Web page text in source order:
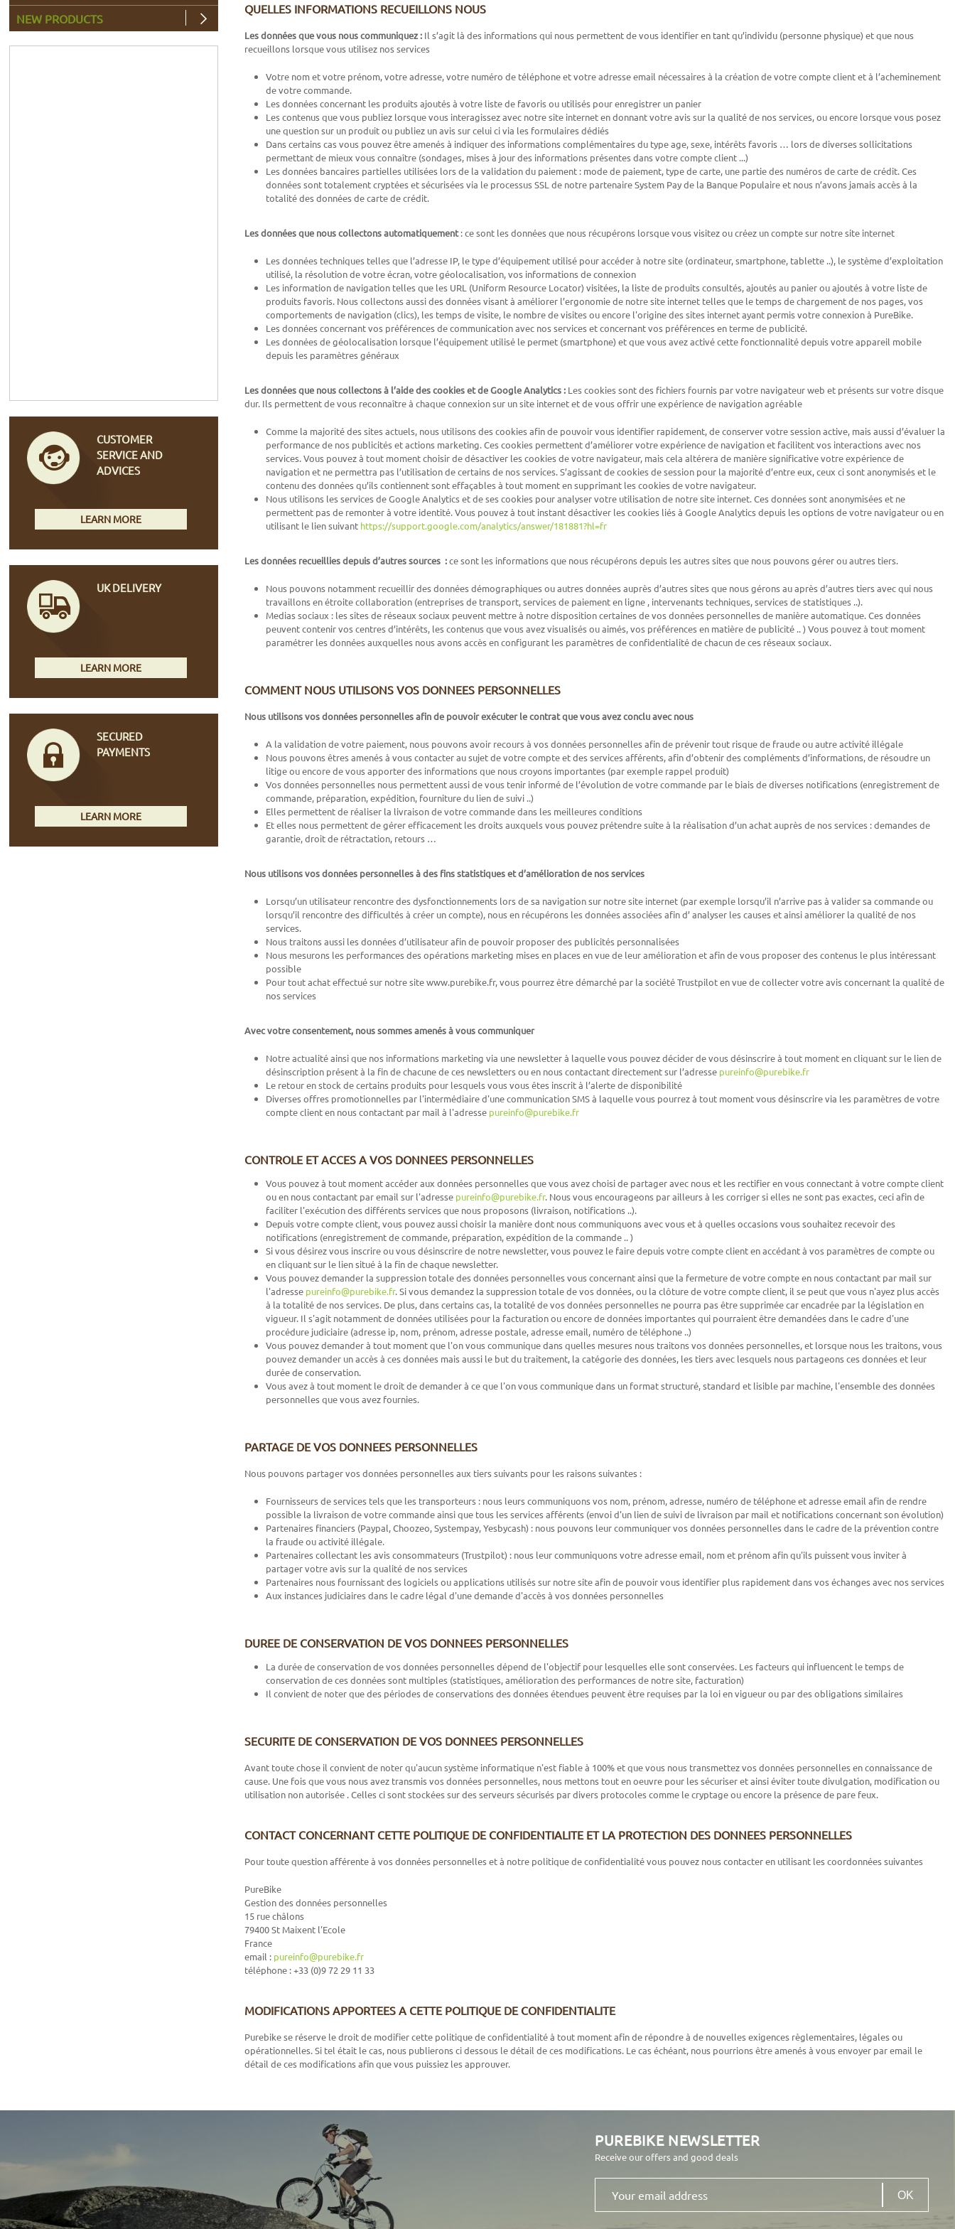
QUELLES INFORMATIONS RECUEILLONS NOUS
Les données que vous nous communiquez : Il s’agit là des informations qui nous permettent de vous identifier en tant qu’individu (personne physique) et que nous
recueillons lorsque vous utilisez nos services
Votre nom et votre prénom, votre adresse, votre numéro de téléphone et votre adresse email nécessaires à la création de votre compte client et à l’acheminement
de votre commande.
Les données concernant les produits ajoutés à votre liste de favoris ou utilisés pour enregistrer un panier
Les contenus que vous publiez lorsque vous interagissez avec notre site internet en donnant votre avis sur la qualité de nos services, ou encore lorsque vous posez
une question sur un produit ou publiez un avis sur celui ci via les formulaires dédiés
Dans certains cas vous pouvez être amenés à indiquer des informations complémentaires du type age, sexe, intérêts favoris … lors de diverses sollicitations
permettant de mieux vous connaître (sondages, mises à jour des informations présentes dans votre compte client ...)
Les données bancaires partielles utilisées lors de la validation du paiement : mode de paiement, type de carte, une partie des numéros de carte de crédit. Ces
données sont totalement cryptées et sécurisées via le processus SSL de notre partenaire System Pay de la Banque Populaire et nous n’avons jamais accès à la
totalité des données de carte de crédit.
Les données que nous collectons automatiquement: ce sont les données que nous récupérons lorsque vous visitez ou créez un compte sur notre site internet
Les données techniques telles que l’adresse IP, le type d’équipement utilisé pour accéder à notre site (ordinateur, smartphone, tablette ..), le système d’exploitation
utilisé, la résolution de votre écran, votre géolocalisation, vos informations de connexion
Les information de navigation telles que les URL (Uniform Resource Locator) visitées, la liste de produits consultés, ajoutés au panier ou ajoutés à votre liste de
produits favoris. Nous collectons aussi des données visant à améliorer l’ergonomie de notre site internet telles que le temps de chargement de nos pages, vos
comportements de navigation (clics), les temps de visite, le nombre de visites ou encore l'origine des sites internet ayant permis votre connexion à PureBike.
Les données concernant vos préférences de communication avec nos services et concernant vos préférences en terme de publicité.
Les données de géolocalisation lorsque l’équipement utilisé le permet (smartphone) et que vous avez activé cette fonctionnalité depuis votre appareil mobile
depuis les paramètres généraux
Les données que nous collectons à l’aide des cookies et de Google Analytics : Les cookies sont des fichiers fournis par votre navigateur web et présents sur votre disque
dur. Ils permettent de vous reconnaître à chaque connexion sur un site internet et de vous offrir une expérience de navigation agréable
Comme la majorité des sites actuels, nous utilisons des cookies afin de pouvoir vous identifier rapidement, de conserver votre session active, mais aussi d’évaluer la
performance de nos publicités et actions marketing. Ces cookies permettent d’améliorer votre expérience de navigation et facilitent vos interactions avec nos
services. Vous pouvez à tout moment choisir de désactiver les cookies de votre navigateur, mais cela altérera de manière significative votre expérience de
navigation et ne permettra pas l’utilisation de certains de nos services. S’agissant de cookies de session pour la majorité d’entre eux, ceux ci sont anonymisés et le
contenu des données qu’ils contiennent sont effaçables à tout moment en supprimant les cookies de votre navigateur.
Nous utilisons les services de Google Analytics et de ses cookies pour analyser votre utilisation de notre site internet. Ces données sont anonymisées et ne
permettent pas de remonter à votre identité. Vous pouvez à tout instant désactiver les cookies liés à Google Analytics depuis les options de votre navigateur ou en
utilisant le lien suivant https://support.google.com/analytics/answer/181881?hl=fr
Les données recueillies depuis d’autres sources :ce sont les informations que nous récupérons depuis les autres sites que nous pouvons gérer ou autres tiers.
Nous pouvons notamment recueillir des données démographiques ou autres données auprès d’autres sites que nous gérons au après d’autres tiers avec qui nous
travaillons en étroite collaboration (entreprises de transport, services de paiement en ligne , intervenants techniques, services de statistiques ..).
Medias sociaux : les sites de réseaux sociaux peuvent mettre à notre disposition certaines de vos données personnelles de manière automatique. Ces données
peuvent contenir vos centres d’intérêts, les contenus que vous avez visualisés ou aimés, vos préférences en matière de publicité .. ) Vous pouvez à tout moment
paramétrer les données auxquelles nous avons accès en configurant les paramètres de confidentialité de chacun de ces réseaux sociaux.
COMMENT NOUS UTILISONS VOS DONNEES PERSONNELLES
Nous utilisons vos données personnelles afin de pouvoir exécuter le contrat que vous avez conclu avec nous
A la validation de votre paiement, nous pouvons avoir recours à vos données personnelles afin de prévenir tout risque de fraude ou autre activité illégale
Nous pouvons êtres amenés à vous contacter au sujet de votre compte et des services afférents, afin d’obtenir des compléments d’informations, de résoudre un
litige ou encore de vous apporter des informations que nous croyons importantes (par exemple rappel produit)
Vos données personnelles nous permettent aussi de vous tenir informé de l’évolution de votre commande par le biais de diverses notifications (enregistrement de
commande, préparation, expédition, fourniture du lien de suivi ..)
Elles permettent de réaliser la livraison de votre commande dans les meilleures conditions
Et elles nous permettent de gérer efficacement les droits auxquels vous pouvez prétendre suite à la réalisation d’un achat auprès de nos services : demandes de
garantie, droit de rétractation, retours …
Nous utilisons vos données personnelles à des fins statistiques et d’amélioration de nos services
Lorsqu’un utilisateur rencontre des dysfonctionnements lors de sa navigation sur notre site internet (par exemple lorsqu’il n’arrive pas à valider sa commande ou
lorsqu’il rencontre des difficultés à créer un compte), nous en récupérons les données associées afin d’ analyser les causes et ainsi améliorer la qualité de nos
services.
Nous traitons aussi les données d’utilisateur afin de pouvoir proposer des publicités personnalisées
Nous mesurons les performances des opérations marketing mises en places en vue de leur amélioration et afin de vous proposer des contenus le plus intéressant
possible
Pour tout achat effectué sur notre site www.purebike.fr, vous pourrez être démarché par la société Trustpilot en vue de collecter votre avis concernant la qualité de
nos services
Avec votre consentement, nous sommes amenés à vous communiquer
Notre actualité ainsi que nos informations marketing via une newsletter à laquelle vous pouvez décider de vous désinscrire à tout moment en cliquant sur le lien de
désinscription présent à la fin de chacune de ces newsletters ou en nous contactant directement sur l’adresse pureinfo@purebike.fr
Le retour en stock de certains produits pour lesquels vous vous êtes inscrit à l’alerte de disponibilité
Diverses offres promotionnelles par l'intermédiaire d'une communication SMS à laquelle vous pourrez à tout moment vous désinscrire via les paramètres de votre
compte client en nous contactant par mail à l'adresse pureinfo@purebike.fr
CONTROLE ET ACCES A VOS DONNEES PERSONNELLES
Vous pouvez à tout moment accéder aux données personnelles que vous avez choisi de partager avec nous et les rectifier en vous connectant à votre compte client
ou en nous contactant par email sur l'adresse pureinfo@purebike.fr. Nous vous encourageons par ailleurs à les corriger si elles ne sont pas exactes, ceci afin de
faciliter l'exécution des différents services que nous proposons (livraison, notifications ..).
Depuis votre compte client, vous pouvez aussi choisir la manière dont nous communiquons avec vous et à quelles occasions vous souhaitez recevoir des
notifications (enregistrement de commande, préparation, expédition de la commande .. )
Si vous désirez vous inscrire ou vous désinscrire de notre newsletter, vous pouvez le faire depuis votre compte client en accédant à vos paramètres de compte ou
en cliquant sur le lien situé à la fin de chaque newsletter.
Vous pouvez demander la suppression totale des données personnelles vous concernant ainsi que la fermeture de votre compte en nous contactant par mail sur
l'adresse pureinfo@purebike.fr. Si vous demandez la suppression totale de vos données, ou la clôture de votre compte client, il se peut que vous n'ayez plus accès
à la totalité de nos services. De plus, dans certains cas, la totalité de vos données personnelles ne pourra pas être supprimée car encadrée par la législation en
vigueur. Il s'agit notamment de données utilisées pour la facturation ou encore de données importantes qui pourraient être demandées dans le cadre d'une
procédure judiciaire (adresse ip, nom, prénom, adresse postale, adresse email, numéro de téléphone ..)
Vous pouvez demander à tout moment que l'on vous communique dans quelles mesures nous traitons vos données personnelles, et lorsque nous les traitons, vous
pouvez demander un accès à ces données mais aussi le but du traitement, la catégorie des données, les tiers avec lesquels nous partageons ces données et leur
durée de conservation.
Vous avez à tout moment le droit de demander à ce que l'on vous communique dans un format structuré, standard et lisible par machine, l'ensemble des données
personnelles que vous avez fournies.
PARTAGE DE VOS DONNEES PERSONNELLES
Nous pouvons partager vos données personnelles aux tiers suivants pour les raisons suivantes :
Fournisseurs de services tels que les transporteurs : nous leurs communiquons vos nom, prénom, adresse, numéro de téléphone et adresse email afin de rendre
possible la livraison de votre commande ainsi que tous les services afférents (envoi d'un lien de suivi de livraison par mail et notifications concernant son évolution)
Partenaires financiers (Paypal, Choozeo, Systempay, Yesbycash) : nous pouvons leur communiquer vos données personnelles dans le cadre de la prévention contre
la fraude ou activité illégale.
Partenaires collectant les avis consommateurs (Trustpilot) : nous leur communiquons votre adresse email, nom et prénom afin qu'ils puissent vous inviter à
partager votre avis sur la qualité de nos services
Partenaires nous fournissant des logiciels ou applications utilisés sur notre site afin de pouvoir vous identifier plus rapidement dans vos échanges avec nos services
Aux instances judiciaires dans le cadre légal d'une demande d'accès à vos données personnelles
DUREE DE CONSERVATION DE VOS DONNEES PERSONNELLES
La durée de conservation de vos données personnelles dépend de l'objectif pour lesquelles elle sont conservées. Les facteurs qui influencent le temps de
conservation de ces données sont multiples (statistiques, amélioration des performances de notre site, facturation)
Il convient de noter que des périodes de conservations des données étendues peuvent être requises par la loi en vigueur ou par des obligations similaires
SECURITE DE CONSERVATION DE VOS DONNEES PERSONNELLES
Avant toute chose il convient de noter qu'aucun système informatique n'est fiable à 100% et que vous nous transmettez vos données personnelles en connaissance de
cause. Une fois que vous nous avez transmis vos données personnelles, nous mettons tout en oeuvre pour les sécuriser et ainsi éviter toute divulgation, modification ou
utilisation non autorisée . Celles ci sont stockées sur des serveurs sécurisés par divers protocoles comme le cryptage ou encore la présence de pare feux.
CONTACT CONCERNANT CETTE POLITIQUE DE CONFIDENTIALITE ET LA PROTECTION DES DONNEES PERSONNELLES
Pour toute question afférente à vos données personnelles et à notre politique de confidentialité vous pouvez nous contacter en utilisant les coordonnées suivantes
PureBike
Gestion des données personnelles
15 rue châlons
79400 St Maixent l'Ecole
France
email : pureinfo@purebike.fr
téléphone : +33 (0)9 72 29 11 33
MODIFICATIONS APPORTEES A CETTE POLITIQUE DE CONFIDENTIALITE
Purebike se réserve le droit de modifier cette politique de confidentialité à tout moment afin de répondre à de nouvelles exigences règlementaires, légales ou
opérationnelles. Si tel était le cas, nous publierons ci dessous le détail de ces modifications. Le cas échéant, nous pourrions être amenés à vous envoyer par email le
détail de ces modifications afin que vous puissiez les approuver.
NEW PRODUCTS
CUSTOMER
SERVICE AND
ADVICES
LEARN MORE
UK DELIVERY
LEARN MORE
SECURED
PAYMENTS
LEARN MORE
PUREBIKE NEWSLETTER
Receive our offers and good deals
Your
email
address